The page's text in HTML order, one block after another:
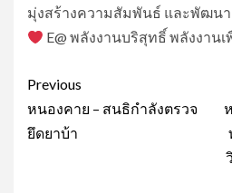
มุ่งสร้างความสัมพันธ์ และพัฒน
E@ พลังงานบริสุทธิ์ พลังงาน
Post
navigation
Previous
หนองคาย – สนธิกำลังตรวจ
ยึดยาบ้า